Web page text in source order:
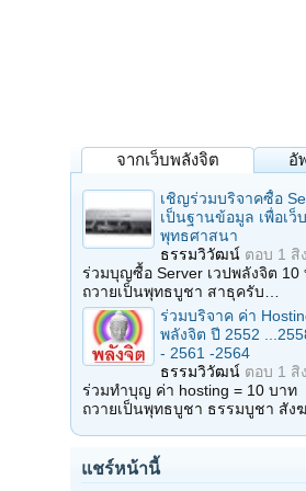
จากเว็บพลังจิต อั
เชิญร่วมบริจาคซื้อ
เป็นฐานข้อมูล เพื่อเว็
พุทธศาสนา
ธรรมวิวัฒน์ ตอบ 1 สิ
ร่วมบุญซื้อ Server เวปพลังจิต 10
ถวายเป็นพุทธบูชา สาธุครับ…
ร่วมบริจาค ค่า
พลังจิต ปี 2552
- 2561 -2564
ธรรมวิวัฒน์ ตอบ 1 สิ
ร่วมทำบุญ ค่า hosting = 10 บาท
ถวายเป็นพุทธบูชา ธรรมบูชา สัง
แชร์หน้านี้